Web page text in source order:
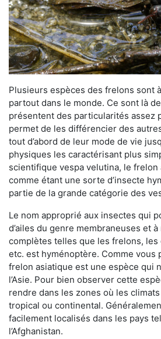
Plusieurs espèces des frelons sont
partout dans le monde. Ce sont là
présentent des particularités assez
permet de les différencier des
tout d’abord de leur mode de vie
physiques les caractérisant plus
scientifique vespa velutina, le
comme étant une sorte d’insecte
partie de la grande catégorie des
Le nom approprié aux insectes qui
d’ailes du genre membraneuses et
complètes telles que les frelons, les
etc. est hyménoptère. Comme vous
frelon asiatique est une espèce qui
l’Asie. Pour bien observer cette
rendre dans les zones où les
tropical ou continental.
facilement localisés dans les pays
l’Afghanistan.